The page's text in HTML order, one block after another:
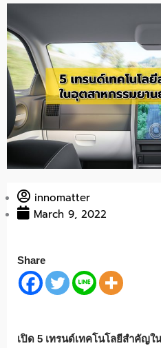
innomatter
March 9, 2022
Share
เปิด 5 เทรนด์เทคโนโลยีสำคัญ